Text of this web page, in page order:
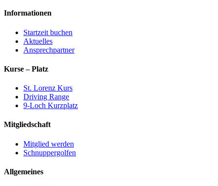
Informationen
Startzeit buchen
Aktuelles
Ansprechpartner
Kurse – Platz
St. Lorenz Kurs
Driving Range
9-Loch Kurzplatz
Mitgliedschaft
Mitglied werden
Schnuppergolfen
Allgemeines